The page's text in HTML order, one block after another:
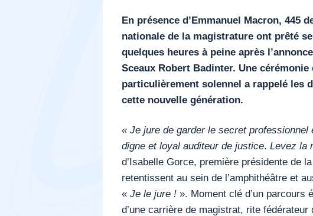
En présence d’Emmanuel Macron, 445
nationale de la magistrature ont prêté
quelques heures à peine après
Sceaux Robert Badinter. Une
particulièrement solennel a rappelé les
cette nouvelle génération.
« Je jure de garder le secret
digne et loyal auditeur de justice. Levez la
d’Isabelle Gorce, première présidente de
retentissent au sein de l’amphithéâtre et
« Je le jure ! ». Moment clé d’un parcours
d’une carrière de magistrat, rite